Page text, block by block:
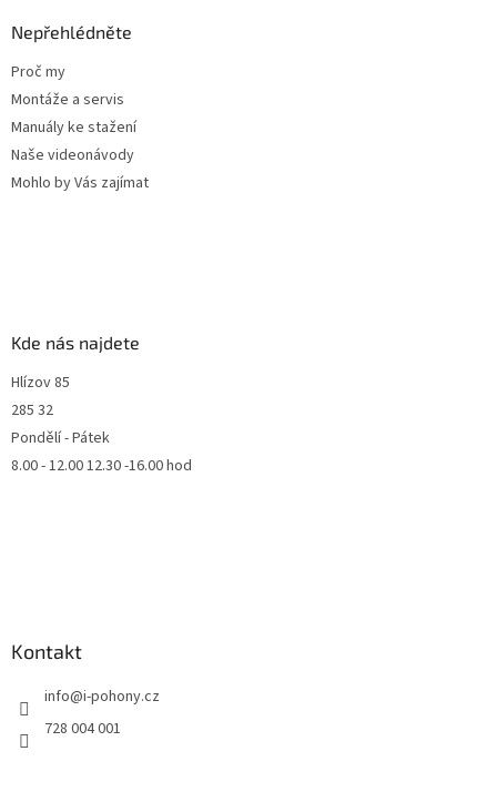
Nepřehlédněte
Proč my
Montáže a servis
Manuály ke stažení
Naše videonávody
Mohlo by Vás zajímat
Kde nás najdete
Hlízov 85
285 32
Pondělí - Pátek
8.00 - 12.00 12.30 -16.00 hod
Kontakt
info@i-pohony.cz
728 004 001